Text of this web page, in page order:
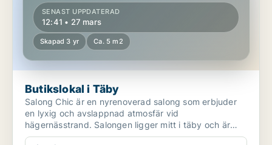
SENAST UPPDATERAD
12:41 • 27 mars
Skapad 3 yr Ca. 5 m2
Butikslokal i Täby
Salong Chic är en nyrenoverad salong som erbjuder
en lyxig och avslappnad atmosfär vid
hägernässtrand. Salongen ligger mitt i täby och är
belägen i ett sto...